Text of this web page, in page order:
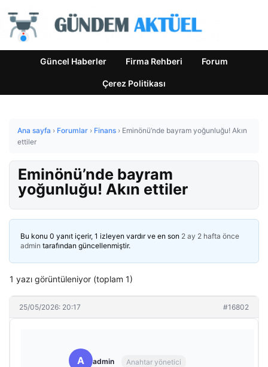
Güncel Haberler Firma Rehberi Forum
Çerez Politikası
Ana sayfa › Forumlar › Finans › Eminönü’nde bayram yoğunluğu! Akın
ettiler
Eminönü’nde bayram
yoğunluğu! Akın ettiler
Bu konu 0 yanıt içerir, 1 izleyen vardır ve en son 2 ay 2 hafta önce
admin tarafından güncellenmiştir.
1 yazı görüntüleniyor (toplam 1)
25/05/2026: 20:17 #16802
A admin Anahtar yönetici